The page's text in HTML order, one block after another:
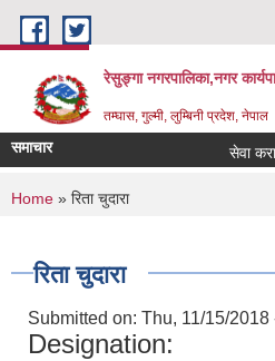
Skip to main content
रेसुङ्गा नगरपालिका,नगर
तम्घास, गुल्मी, लुम्बिनी प्रदेश, नेपाल
समाचार सेवा
You are here
Home » रिता चुदारा
रिता चुदारा
Submitted on: Thu, 11/15/2018
Designation: